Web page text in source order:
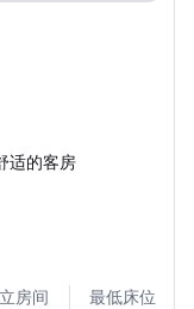
适的客房
房间 最低床位